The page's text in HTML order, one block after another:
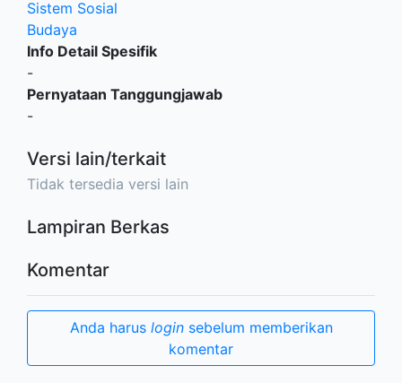
Sistem Sosial
Budaya
Info Detail Spesifik
-
Pernyataan Tanggungjawab
-
Versi lain/terkait
Tidak tersedia versi lain
Lampiran Berkas
Komentar
Anda harus loginsebelum memberikan
komentar